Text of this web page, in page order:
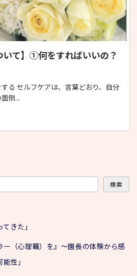
いて】①何をすればいいの？
る セルフケアは、言葉どおり、自分
倒...
検索
きた」
ー（心理職）を』～園長の体験から感
性」